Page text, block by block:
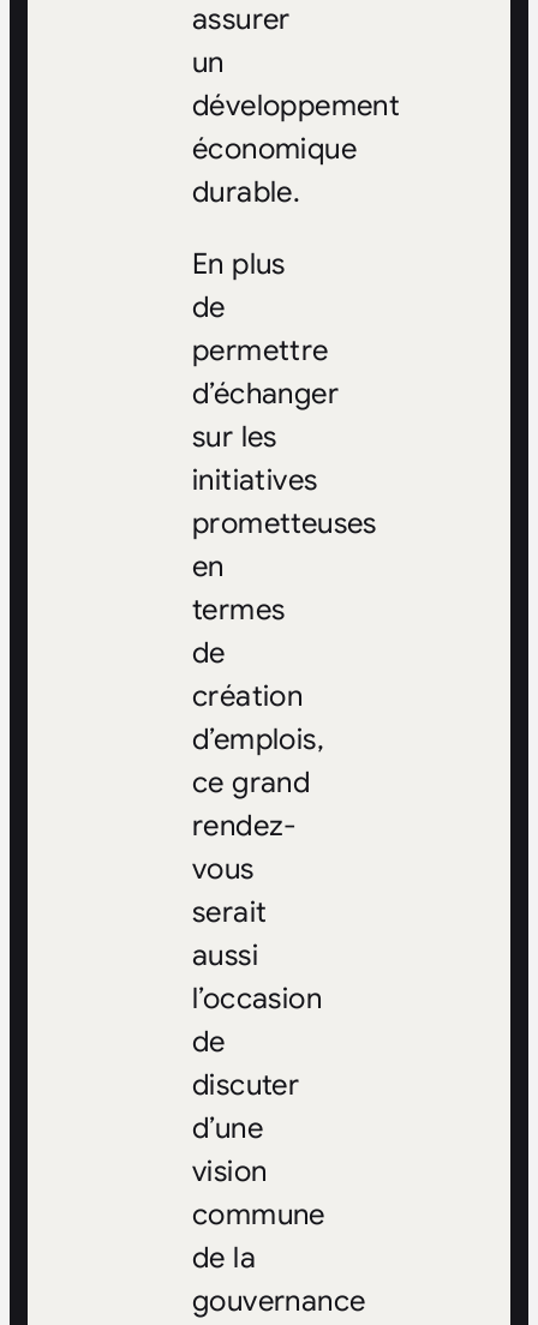
assurer
un
développement
économique
durable.
En plus
de
permettre
d’échanger
sur les
initiatives
prometteuses
en
termes
de
création
d’emplois,
ce grand
rendez-
vous
serait
aussi
l’occasion
de
discuter
d’une
vision
commune
de la
gouvernance